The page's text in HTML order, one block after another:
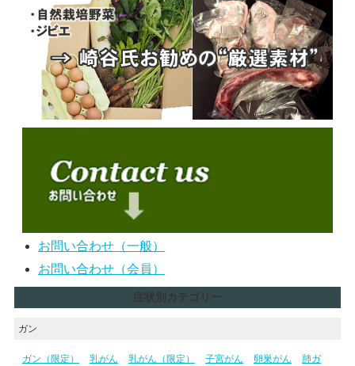
お問い合わせ（一般）
お問い合わせ（会員）
症状別カテゴリー
ガン
ガン（限定） 乳がん 乳がん（限定） 子宮がん 卵巣がん
肺ガ